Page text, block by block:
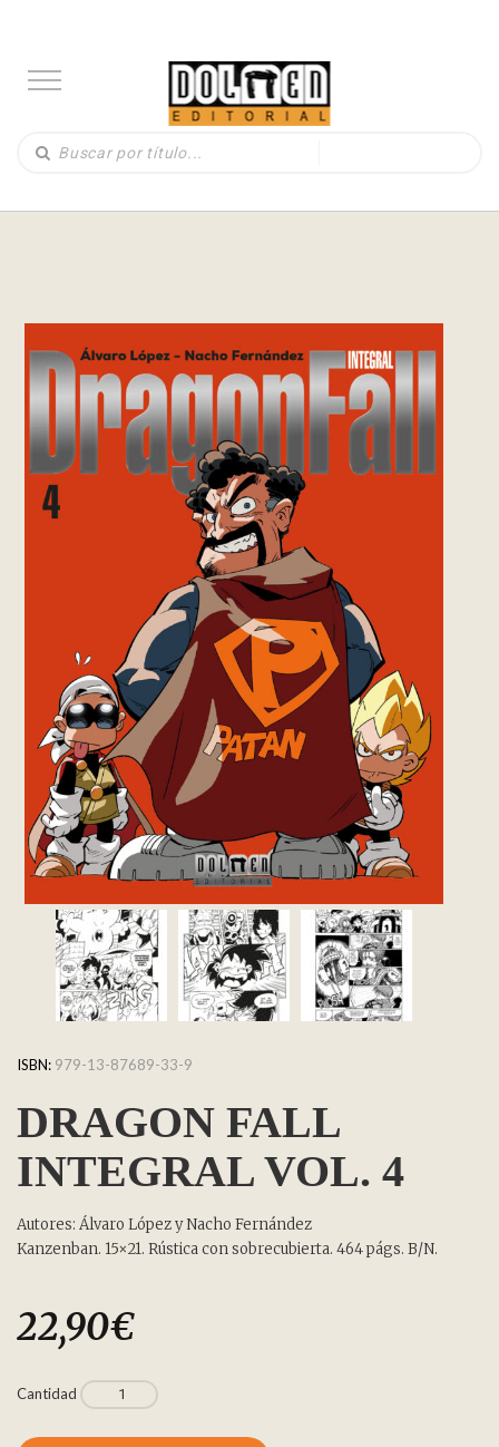
ISBN: 979-13-87689-33-9
DRAGON FALL
INTEGRAL VOL. 4
Autores: Álvaro López y Nacho Fernández
Kanzenban. 15×21. Rústica con sobrecubierta. 464 págs. B/N.
22,90€
Cantidad